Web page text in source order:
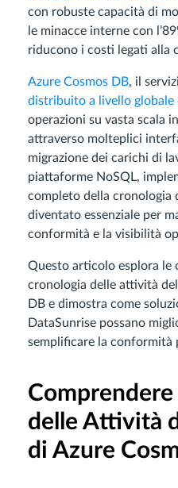
con robuste capacità di
le minacce interne con
riducono i costi legati alla
Azure Cosmos DB, il
distribuito a livello
operazioni su vasta scala
attraverso molteplici
migrazione dei carichi di
piattaforme NoSQL,
completo della cronologia
diventato essenziale per
conformità e la visibilità
Questo articolo esplora le
cronologia delle attività
DB e dimostra come
DataSunrise possano
semplificare la conformità
delle Attività
di Azure